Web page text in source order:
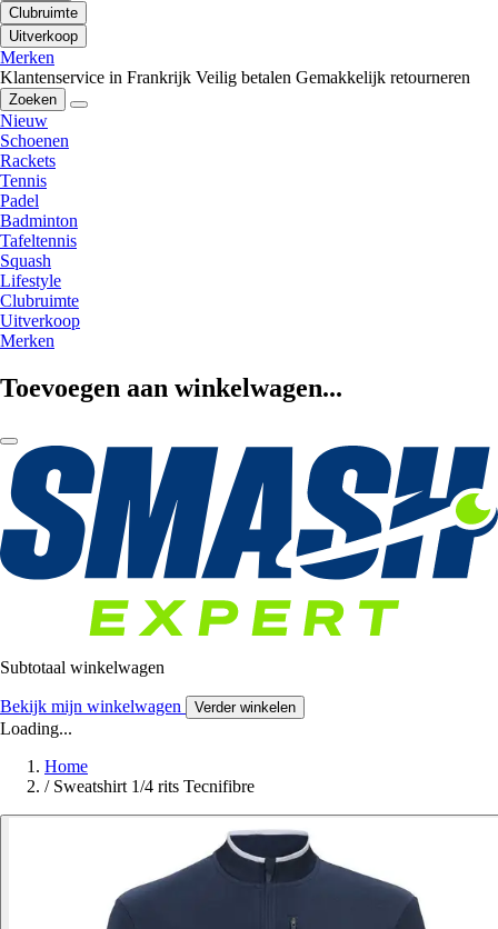
Clubruimte
Uitverkoop
Merken
Klantenservice in Frankrijk Veilig betalen Gemakkelijk retourneren
Zoeken
Nieuw
Schoenen
Rackets
Tennis
Padel
Badminton
Tafeltennis
Squash
Lifestyle
Clubruimte
Uitverkoop
Merken
Toevoegen aan winkelwagen...
Subtotaal winkelwagen
Bekijk mijn winkelwagen Verder winkelen
Loading...
Home
/ Sweatshirt 1/4 rits Tecnifibre